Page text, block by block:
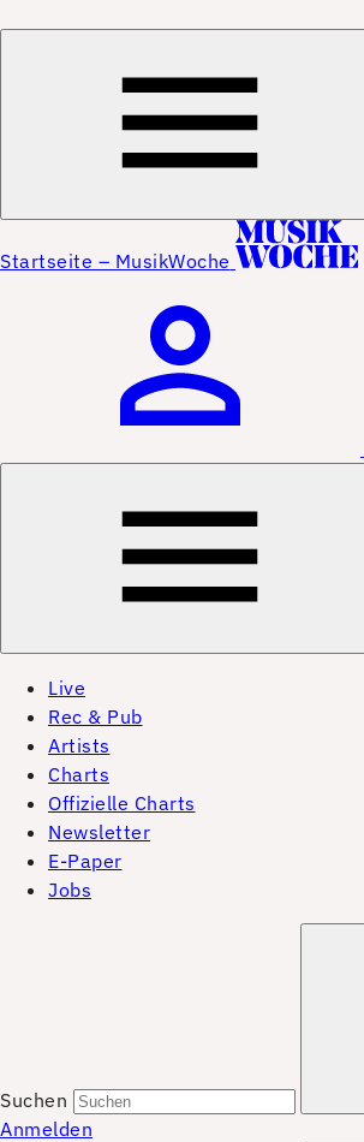
Startseite – MusikWoche
Live
Rec & Pub
Artists
Charts
Offizielle Charts
Newsletter
E-Paper
Jobs
Suchen
Anmelden